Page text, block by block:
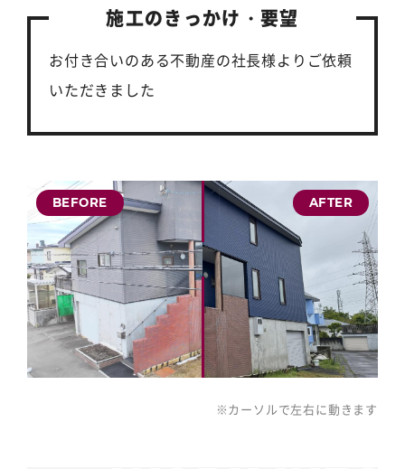
施工のきっかけ・要望
お付き合いのある不動産の社長様よりご依頼
いただきました
※カーソルで左右に動きます